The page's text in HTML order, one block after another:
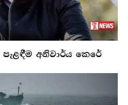
අනිවාර්ය කෙරේ